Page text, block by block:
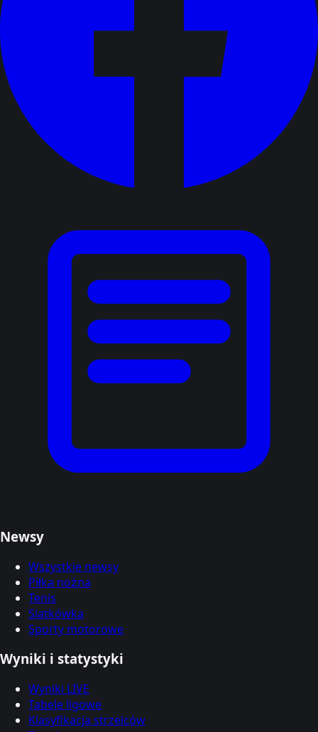
Newsy
Wszystkie newsy
Piłka nożna
Tenis
Siatkówka
Sporty motorowe
Wyniki i statystyki
Wyniki LIVE
Tabele ligowe
Klasyfikacja strzelców